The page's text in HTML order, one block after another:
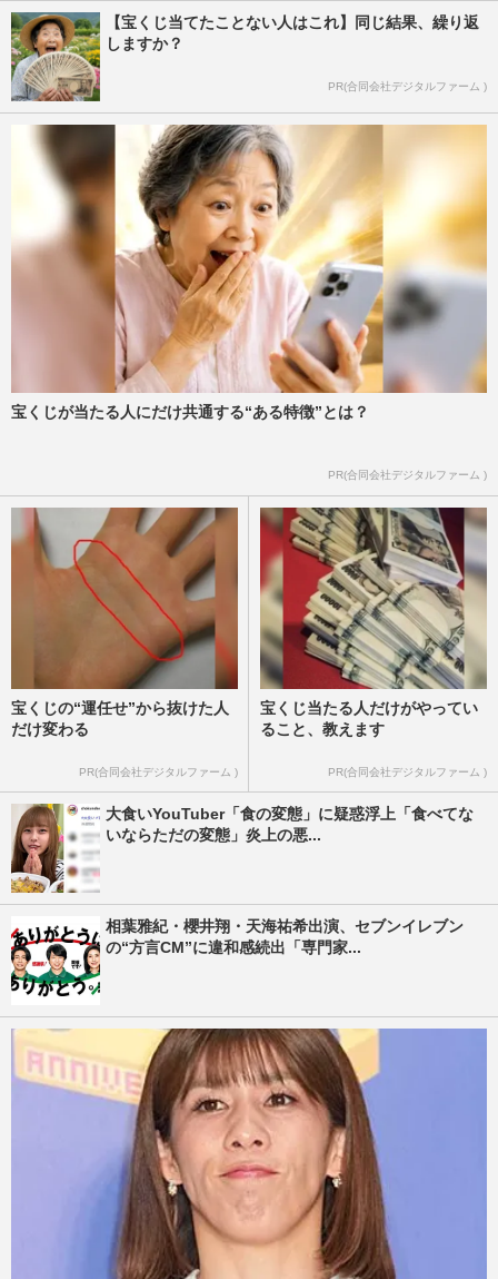
【宝くじ当てたことない人はこれ】同じ結果、繰り返
しますか？
PR(合同会社デジタルファーム )
宝くじが当たる人にだけ共通する“ある特徴”とは？
PR(合同会社デジタルファーム )
宝くじの“運任せ”から抜けた人
だけ変わる
PR(合同会社デジタルファーム )
宝くじ当たる人だけがやってい
ること、教えます
PR(合同会社デジタルファーム )
大食いYouTuber「食の変態」に疑惑浮上「食べてな
いならただの変態」炎上の悪...
相葉雅紀・櫻井翔・天海祐希出演、セブンイレブン
の“方言CM”に違和感続出「専門家...